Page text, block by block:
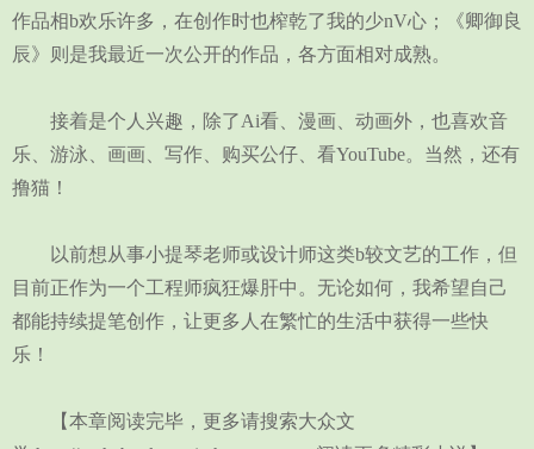
作品相b欢乐许多，在创作时也榨乾了我的少nV心；《卿御良
辰》则是我最近一次公开的作品，各方面相对成熟。
接着是个人兴趣，除了Ai看、漫画、动画外，也喜欢音
乐、游泳、画画、写作、购买公仔、看YouTube。当然，还有
撸猫！
以前想从事小提琴老师或设计师这类b较文艺的工作，但
目前正作为一个工程师疯狂爆肝中。无论如何，我希望自己
都能持续提笔创作，让更多人在繁忙的生活中获得一些快
乐！
【本章阅读完毕，更多请搜索大众文